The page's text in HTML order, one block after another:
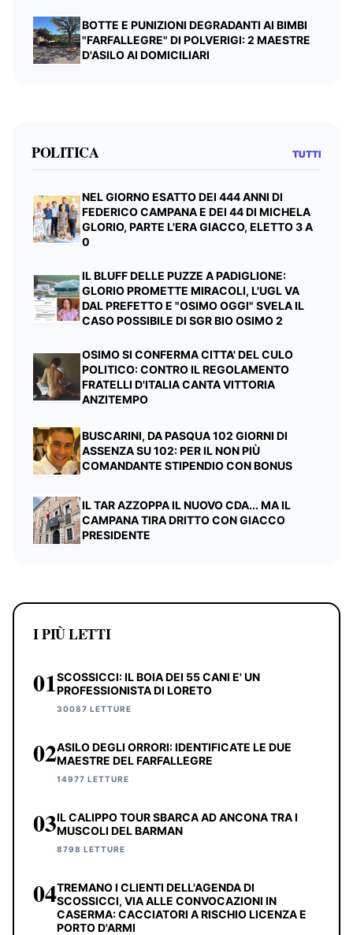
BOTTE E PUNIZIONI DEGRADANTI AI BIMBI
"FARFALLEGRE" DI POLVERIGI: 2 MAESTRE
D'ASILO AI DOMICILIARI
POLITICA TUTTI
NEL GIORNO ESATTO DEI 444 ANNI DI
FEDERICO CAMPANA E DEI 44 DI MICHELA
GLORIO, PARTE L'ERA GIACCO, ELETTO 3 A
0
IL BLUFF DELLE PUZZE A PADIGLIONE:
GLORIO PROMETTE MIRACOLI, L'UGL VA
DAL PREFETTO E "OSIMO OGGI" SVELA IL
CASO POSSIBILE DI SGR BIO OSIMO 2
OSIMO SI CONFERMA CITTA' DEL CULO
POLITICO: CONTRO IL REGOLAMENTO
FRATELLI D'ITALIA CANTA VITTORIA
ANZITEMPO
BUSCARINI, DA PASQUA 102 GIORNI DI
ASSENZA SU 102: PER IL NON PIÙ
COMANDANTE STIPENDIO CON BONUS
IL TAR AZZOPPA IL NUOVO CDA... MA IL
CAMPANA TIRA DRITTO CON GIACCO
PRESIDENTE
I PIÙ LETTI
01SCOSSICCI: IL BOIA DEI 55 CANI E' UN
PROFESSIONISTA DI LORETO
30087 LETTURE
02ASILO DEGLI ORRORI: IDENTIFICATE LE DUE
MAESTRE DEL FARFALLEGRE
14977 LETTURE
03IL CALIPPO TOUR SBARCA AD ANCONA TRA I
MUSCOLI DEL BARMAN
8798 LETTURE
04TREMANO I CLIENTI DELL'AGENDA DI
SCOSSICCI, VIA ALLE CONVOCAZIONI IN
CASERMA: CACCIATORI A RISCHIO LICENZA E
PORTO D'ARMI